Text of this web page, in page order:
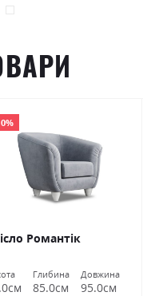
Романтік
Глибина
85.0см
Довжина
95.0см